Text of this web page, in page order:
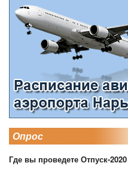
Опрос
Где вы проведете Отпуск-2020